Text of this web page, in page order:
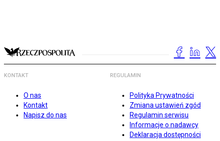
KONTAKT
O nas
Kontakt
Napisz do nas
REGULAMIN
Polityka Prywatności
Zmiana ustawień zgód
Regulamin serwisu
Informacje o nadawcy
Deklaracja dostępności